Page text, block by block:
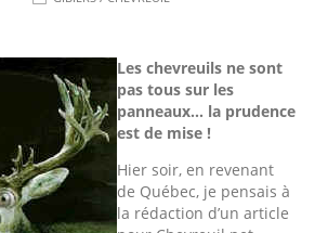
Les chevreuils ne sont
pas tous sur les
panneaux... la prudence
est de mise !
Hier soir, en revenant
de Québec, je pensais à
la rédaction d’un article